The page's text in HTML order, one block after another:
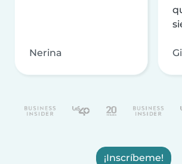
Nerina
¡Inscríbeme!